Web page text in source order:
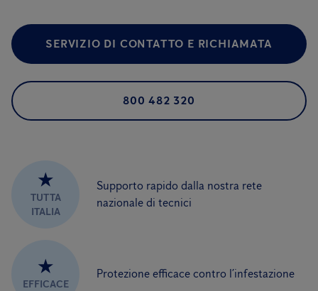
SERVIZIO DI CONTATTO E RICHIAMATA
800 482 320
★
TUTTA
ITALIA
Supporto rapido dalla nostra rete
nazionale di tecnici
★
EFFICACE
Protezione efficace contro l’infestazione